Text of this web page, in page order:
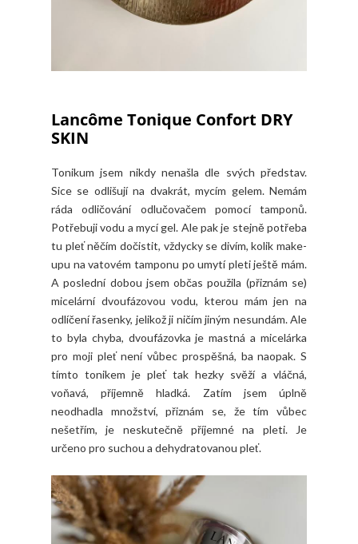
Lancôme Tonique Confort DRY
SKIN
Tonikum jsem nikdy nenašla dle svých představ.
Sice se odlišují na dvakrát, mycím gelem. Nemám
ráda odličování odlučovačem pomocí tamponů.
Potřebuji vodu a mycí gel. Ale pak je stejně potřeba
tu pleť něčím dočistit, vždycky se divím, kolik make-
upu na vatovém tamponu po umytí pleti ještě mám.
A poslední dobou jsem občas použila (přiznám se)
micelární dvoufázovou vodu, kterou mám jen na
odlíčení řasenky, jelikož ji ničím jiným nesundám. Ale
to byla chyba, dvoufázovka je mastná a micelárka
pro moji pleť není vůbec prospěšná, ba naopak. S
tímto tonikem je pleť tak hezky svěží a vláčná,
voňavá, příjemně hladká. Zatím jsem úplně
neodhadla množství, přiznám se, že tím vůbec
nešetřím, je neskutečně příjemné na pleti. Je
určeno pro suchou a dehydratovanou pleť.